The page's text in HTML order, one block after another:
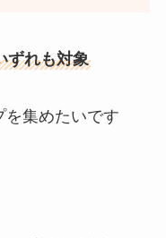
ずれも対象
を集めたいです